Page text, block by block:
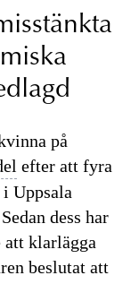
på
efter att fyra
Uppsala
dess har
klarlägga
beslutat att